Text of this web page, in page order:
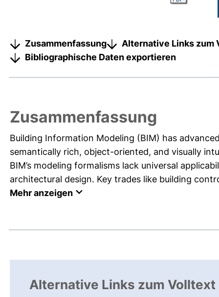
Zusammenfassung
Alternative Links zum
Bibliographische Daten exportieren
Zusammenfassung
Building Information Modeling (BIM) has
semantically rich, object-oriented, and visually
BIM’s modeling formalisms lack universal
architectural design. Key trades like building
Mehr anzeigen
Alternative Links zum Volltext